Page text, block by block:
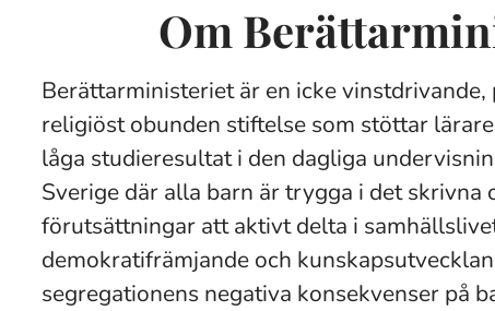
Om
Berättarministeriet är en icke
religiöst obunden stiftelse som stöttar
låga studieresultat i den dagliga
Sverige där alla barn är trygga i det skrivna
förutsättningar att aktivt delta i
demokratifrämjande och
segregationens negativa konsekvenser på